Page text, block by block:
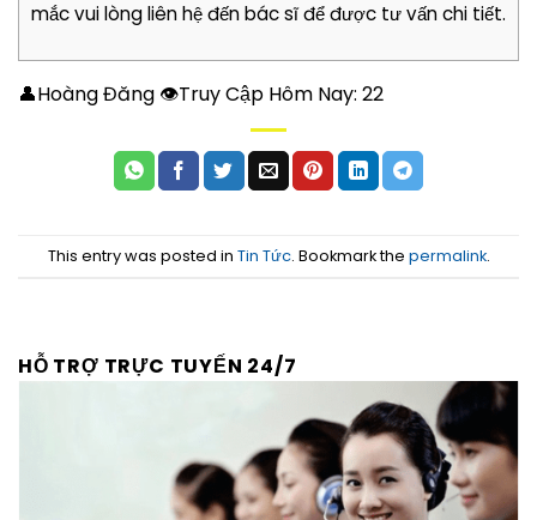
mắc vui lòng liên hệ đến bác sĩ để được tư vấn chi tiết.
👤Hoàng Đăng 👁Truy Cập Hôm Nay: 22
This entry was posted in Tin Tức. Bookmark the permalink.
HỖ TRỢ TRỰC TUYẾN 24/7